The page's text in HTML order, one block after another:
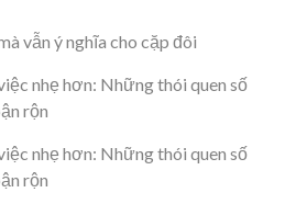
vẫn ý nghĩa cho cặp đôi
nhẹ hơn: Những thói quen số
rộn
nhẹ hơn: Những thói quen số
rộn